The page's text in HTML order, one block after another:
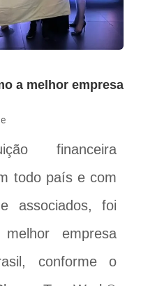
a melhor empresa
financeira
todo país e com
associados, foi
empresa
conforme o